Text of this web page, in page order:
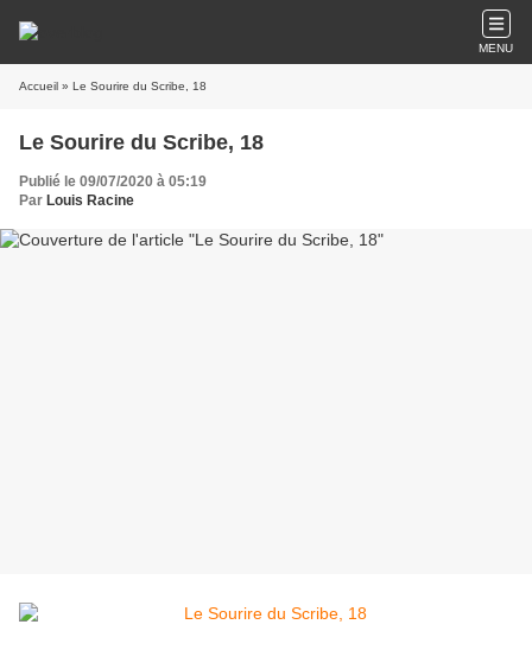
MENU
Accueil » Le Sourire du Scribe, 18
Le Sourire du Scribe, 18
Publié le 09/07/2020 à 05:19
Par Louis Racine